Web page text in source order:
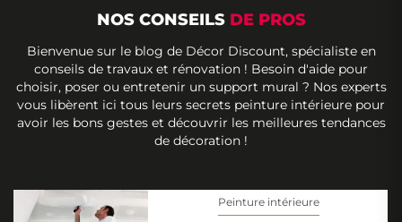
peinture appartementou la rénovation
adaptée garantit un rendu esthétique, durable et
facile à entretenir.
Cette catégorie regroupe une large sélection de
exigences des murs, plafonds et surfaces
NOS CONSEILS DE PROS
Bienvenue sur le blog de Décor Discount, spécialiste en
conseils de travaux et rénovation ! Besoin d'aide pour
choisir, poser ou entretenir un support mural ? Nos experts
vous libèrent ici tous leurs secrets peinture intérieure pour
avoir les bons gestes et découvrir les meilleures tendances
de décoration !
Peinture intérieure